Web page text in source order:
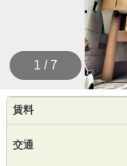
1 / 7
賃料
交通